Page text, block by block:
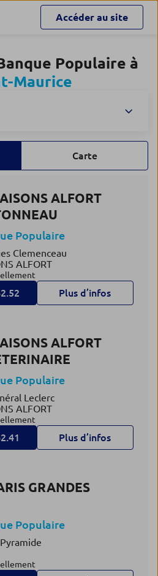
Accéder au site
Populaire à
Maurice
Carte
ALFORT
Populaire
Clemenceau
ALFORT
Plus d’infos
ALFORT
Populaire
Leclerc
ALFORT
Plus d’infos
GRANDES
Populaire